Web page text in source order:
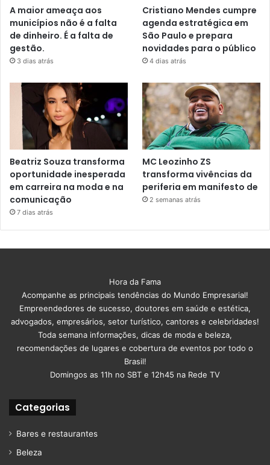
A maior ameaça aos
municípios não é a falta
de dinheiro. É a falta de
gestão.
3 dias atrás
Cristiano Mendes cumpre
agenda estratégica em
São Paulo e prepara
novidades para o público
4 dias atrás
Beatriz Souza transforma
oportunidade inesperada
em carreira na moda e na
comunicação
7 dias atrás
MC Leozinho ZS
transforma vivências da
periferia em manifesto de
2 semanas atrás
Hora da Fama
Acompanhe as principais tendências do Mundo Empresarial!
Empreendedores de sucesso, doutores em saúde e estética,
advogados, empresários, setor turístico, cantores e celebridades!
Toda semana informações, dicas de moda e beleza,
recomendações de lugares e cobertura de eventos por todo o
Brasil!
Domingos as 11h no SBT e 12h45 na Rede TV
Categorias
Bares e restaurantes
Beleza